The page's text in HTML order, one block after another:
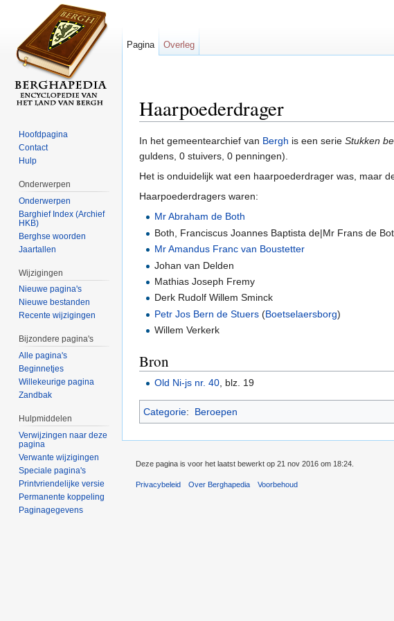
Haarpoederdrager
In het gemeentearchief van Bergh is een serie Stukken
guldens, 0 stuivers, 0 penningen).
Het is onduidelijk wat een haarpoederdrager was, maar
Haarpoederdragers waren:
Mr Abraham de Both
Both, Franciscus Joannes Baptista de|Mr Frans de
Mr Amandus Franc van Boustetter
Johan van Delden
Mathias Joseph Fremy
Derk Rudolf Willem Sminck
Petr Jos Bern de Stuers (Boetselaersborg)
Willem Verkerk
Bron
Old Ni-js nr. 40, blz. 19
Categorie: Beroepen
Pagina Overleg
Hoofdpagina
Contact
Hulp
Onderwerpen
Onderwerpen
Barghief Index (Archief
HKB)
Berghse woorden
Jaartallen
Wijzigingen
Nieuwe pagina's
Nieuwe bestanden
Recente wijzigingen
Bijzondere pagina's
Alle pagina's
Beginnetjes
Willekeurige pagina
Zandbak
Hulpmiddelen
Verwijzingen naar deze
pagina
Verwante wijzigingen
Speciale pagina's
Printvriendelijke versie
Permanente koppeling
Paginagegevens
Deze pagina is voor het laatst bewerkt op 21 nov 2016 om 18:24.
Privacybeleid Over Berghapedia Voorbehoud